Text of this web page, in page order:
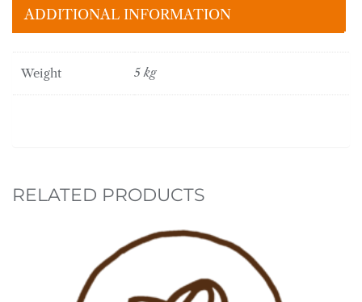
quantity
ADDITIONAL INFORMATION
Weight 5 kg
RELATED PRODUCTS